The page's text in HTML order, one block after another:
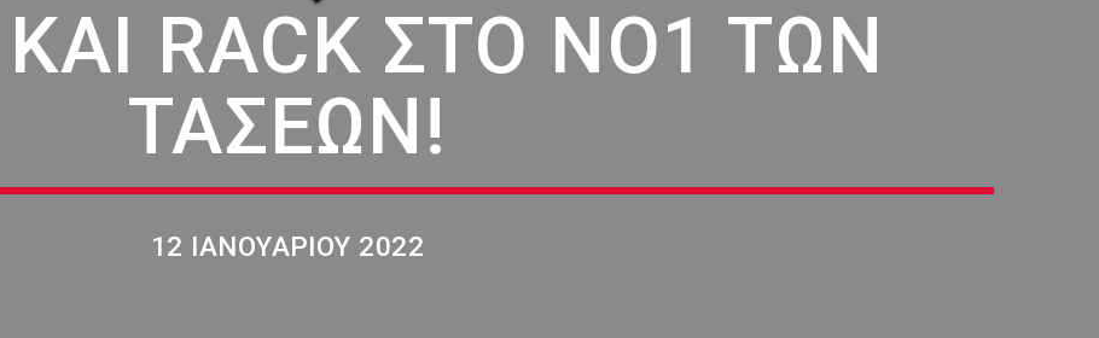
ΚΑΙ RACK ΣΤΟ ΝΟ1 ΤΩΝ
ΤΆΣΕΩΝ!
12 ΙΑΝΟΥΑΡΊΟΥ 2022